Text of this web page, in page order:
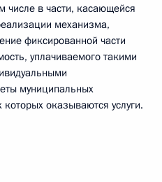
числе в части, касающейся
механизма,
фиксированной части
уплачиваемого такими
муниципальных
оказываются услуги.